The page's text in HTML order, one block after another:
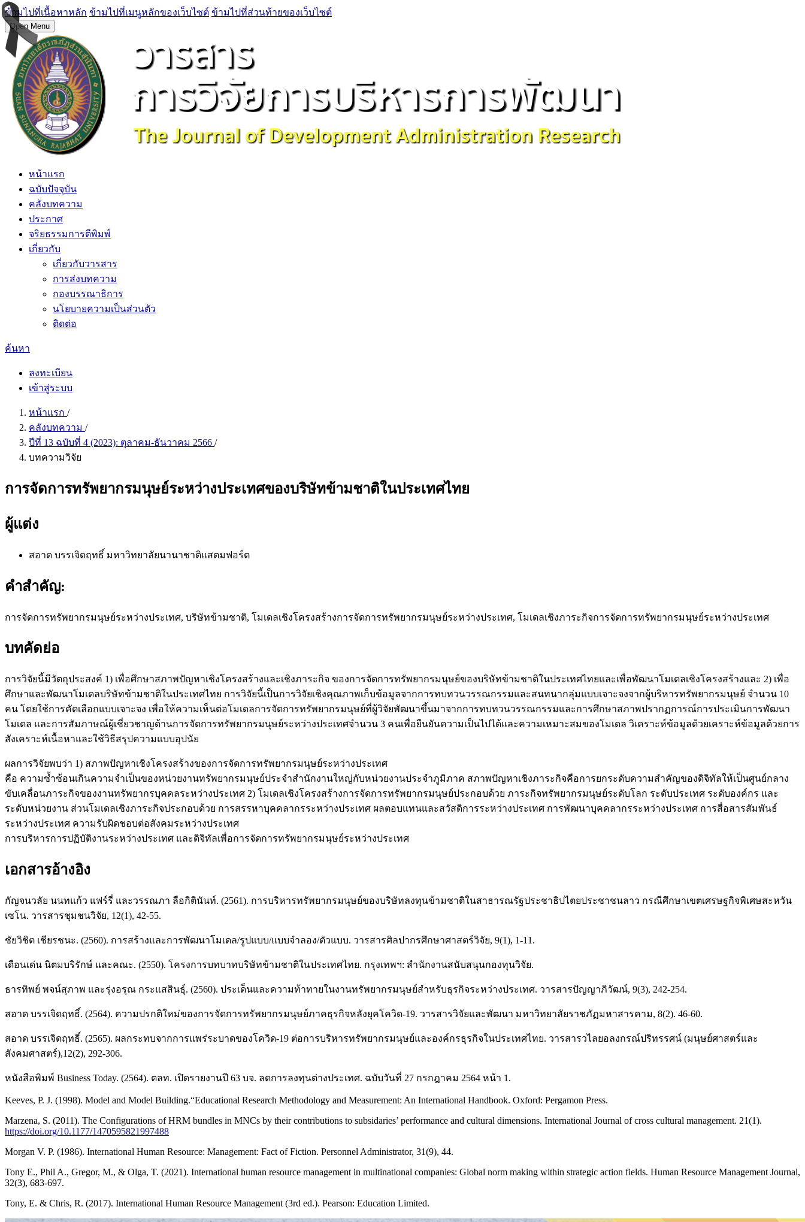
ข้ามไปที่เนื้อหาหลัก ข้ามไปที่เมนูหลักของเว็บไซต์ ข้ามไปที่ส่วนท้ายของเว็บไซต์
Open Menu
หน้าแรก
ฉบับปัจจุบัน
คลังบทความ
ประกาศ
จริยธรรมการตีพิมพ์
เกี่ยวกับ
เกี่ยวกับวารสาร
การส่งบทความ
กองบรรณาธิการ
นโยบายความเป็นส่วนตัว
ติดต่อ
ค้นหา
ลงทะเบียน
เข้าสู่ระบบ
หน้าแรก /
คลังบทความ /
ปีที่ 13 ฉบับที่ 4 (2023): ตุลาคม-ธันวาคม 2566 /
บทความวิจัย
การจัดการทรัพยากรมนุษย์ระหว่างประเทศของบริษัทข้ามชาติในประเทศไทย
ผู้แต่ง
สอาด บรรเจิดฤทธิ์ มหาวิทยาลัยนานาชาติแสตมฟอร์ต
คำสำคัญ:
การจัดการทรัพยากรมนุษย์ระหว่างประเทศ, บริษัทข้ามชาติ, โมเดลเชิงโครงสร้างการจัดการทรัพยากรมนุษย์ระหว่างประเทศ, โมเดลเชิงภาระกิจการจัดการทรัพยากรมนุษย์ระหว่างประเทศ
บทคัดย่อ
การวิจัยนี้มีวัตถุประสงค์ 1) เพื่อศึกษาสภาพปัญหาเชิงโครงสร้างและเชิงภาระกิจ ของการจัดการทรัพยากรมนุษย์ของบริษัทข้ามชาติในประเทศไทยและเพื่อพัฒนาโมเดลเชิงโครงสร้างและ 2) เพื่อ
ศึกษาและพัฒนาโมเดลบริษัทข้ามชาติในประเทศไทย การวิจัยนี้เป็นการวิจัยเชิงคุณภาพเก็บข้อมูลจากการทบทวนวรรณกรรมและสนทนากลุ่มแบบเจาะจงจากผู้บริหารทรัพยากรมนุษย์ จำนวน 10
คน โดยใช้การคัดเลือกแบบเจาะจง เพื่อให้ความเห็นต่อโมเดลการจัดการทรัพยากรมนุษย์ที่ผู้วิจัยพัฒนาขึ้นมาจากการทบทวนวรรณกรรมและการศึกษาสภาพปรากฏการณ์การประเมินการพัฒนา
โมเดล และการสัมภาษณ์ผู้เชี่ยวชาญด้านการจัดการทรัพยากรมนุษย์ระหว่างประเทศจำนวน 3 คนเพื่อยืนยันความเป็นไปได้และความเหมาะสมของโมเดล วิเคราะห์ข้อมูลด้วยเคราะห์ข้อมูลด้วยการ
สังเคราะห์เนื้อหาและใช้วิธีสรุปความแบบอุปนัย
ผลการวิจัยพบว่า 1) สภาพปัญหาเชิงโครงสร้างของการจัดการทรัพยากรมนุษย์ระหว่างประเทศ
คือ ความซ้ำซ้อนเกินความจำเป็นของหน่วยงานทรัพยากรมนุษย์ประจำสำนักงานใหญ่กับหน่วยงานประจำภูมิภาค สภาพปัญหาเชิงภาระกิจคือการยกระดับความสำคัญของดิจิทัลให้เป็นศูนย์กลาง
ขับเคลื่อนภาระกิจของงานทรัพยากรบุคคลระหว่างประเทศ 2) โมเดลเชิงโครงสร้างการจัดการทรัพยากรมนุษย์ประกอบด้วย ภาระกิจทรัพยากรมนุษย์ระดับโลก ระดับประเทศ ระดับองค์กร และ
ระดับหน่วยงาน ส่วนโมเดลเชิงภาระกิจประกอบด้วย การสรรหาบุคคลากรระหว่างประเทศ ผลตอบแทนและสวัสดิการระหว่างประเทศ การพัฒนาบุคคลากรระหว่างประเทศ การสื่อสารสัมพันธ์
ระหว่างประเทศ ความรับผิดชอบต่อสังคมระหว่างประเทศ
การบริหารการปฏิบัติงานระหว่างประเทศ และดิจิทัลเพื่อการจัดการทรัพยากรมนุษย์ระหว่างประเทศ
เอกสารอ้างอิง
กัญจนวลัย นนทแก้ว แฟร์รี่ และวรรณภา ลือกิตินันท์. (2561). การบริหารทรัพยากรมนุษย์ของบริษัทลงทุนข้ามชาติในสาธารณรัฐประชาธิปไตยประชาชนลาว กรณีศึกษาเขตเศรษฐกิจพิเศษสะหวัน
เซโน. วารสารชุมชนวิจัย, 12(1), 42-55.
ชัยวิชิต เชียรชนะ. (2560). การสร้างและการพัฒนาโมเดล/รูปแบบ/แบบจำลอง/ตัวแบบ. วารสารศิลปากรศึกษาศาสตร์วิจัย, 9(1), 1-11.
เดือนเด่น นิตมบริรักษ์ และคณะ. (2550). โครงการบทบาทบริษัทข้ามชาติในประเทศไทย. กรุงเทพฯ: สำนักงานสนับสนุนกองทุนวิจัย.
ธารทิพย์ พจน์สุภาพ และรุ่งอรุณ กระแสสินธุ์. (2560). ประเด็นและความท้าทายในงานทรัพยากรมนุษย์สำหรับธุรกิจระหว่างประเทศ. วารสารปัญญาภิวัฒน์, 9(3), 242-254.
สอาด บรรเจิดฤทธิ์. (2564). ความปรกติใหม่ของการจัดการทรัพยากรมนุษย์ภาคธุรกิจหลังยุคโควิด-19. วารสารวิจัยและพัฒนา มหาวิทยาลัยราชภัฏมหาสารคาม, 8(2). 46-60.
สอาด บรรเจิดฤทธิ์. (2565). ผลกระทบจากการแพร่ระบาดของโควิด-19 ต่อการบริหารทรัพยากรมนุษย์และองค์กรธุรกิจในประเทศไทย. วารสารวไลยอลงกรณ์ปริทรรศน์ (มนุษย์ศาสตร์และ
สังคมศาสตร์),12(2), 292-306.
หนังสือพิมพ์ Business Today. (2564). ตลท. เปิดรายงานปี 63 บจ. ลดการลงทุนต่างประเทศ. ฉบับวันที่ 27 กรกฎาคม 2564 หน้า 1.
Keeves, P. J. (1998). Model and Model Building.“Educational Research Methodology and Measurement: An International Handbook. Oxford: Pergamon Press.
Marzena, S. (2011). The Configurations of HRM bundles in MNCs by their contributions to subsidaries’ performance and cultural dimensions. International Journal of cross cultural management. 21(1).
https://doi.org/10.1177/1470595821997488
Morgan V. P. (1986). International Human Resource: Management: Fact of Fiction. Personnel Administrator, 31(9), 44.
Tony E., Phil A., Gregor, M., & Olga, T. (2021). International human resource management in multinational companies: Global norm making within strategic action fields. Human Resource Management Journal,
32(3), 683-697.
Tony, E. & Chris, R. (2017). International Human Resource Management (3rd ed.). Pearson: Education Limited.